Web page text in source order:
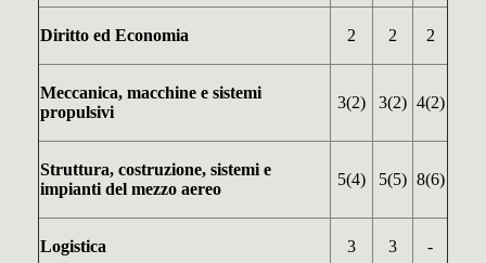
Diritto ed Economia 2 2 2
Meccanica, macchine e sistemi
propulsivi
3(2) 3(2) 4(2)
Struttura, costruzione, sistemi e
impianti del mezzo aereo
5(4) 5(5) 8(6)
Logistica 3 3 -